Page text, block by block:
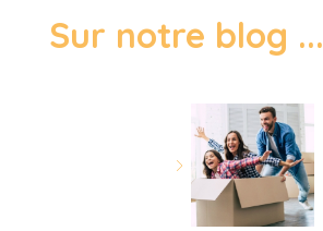
Sur notre blog ...